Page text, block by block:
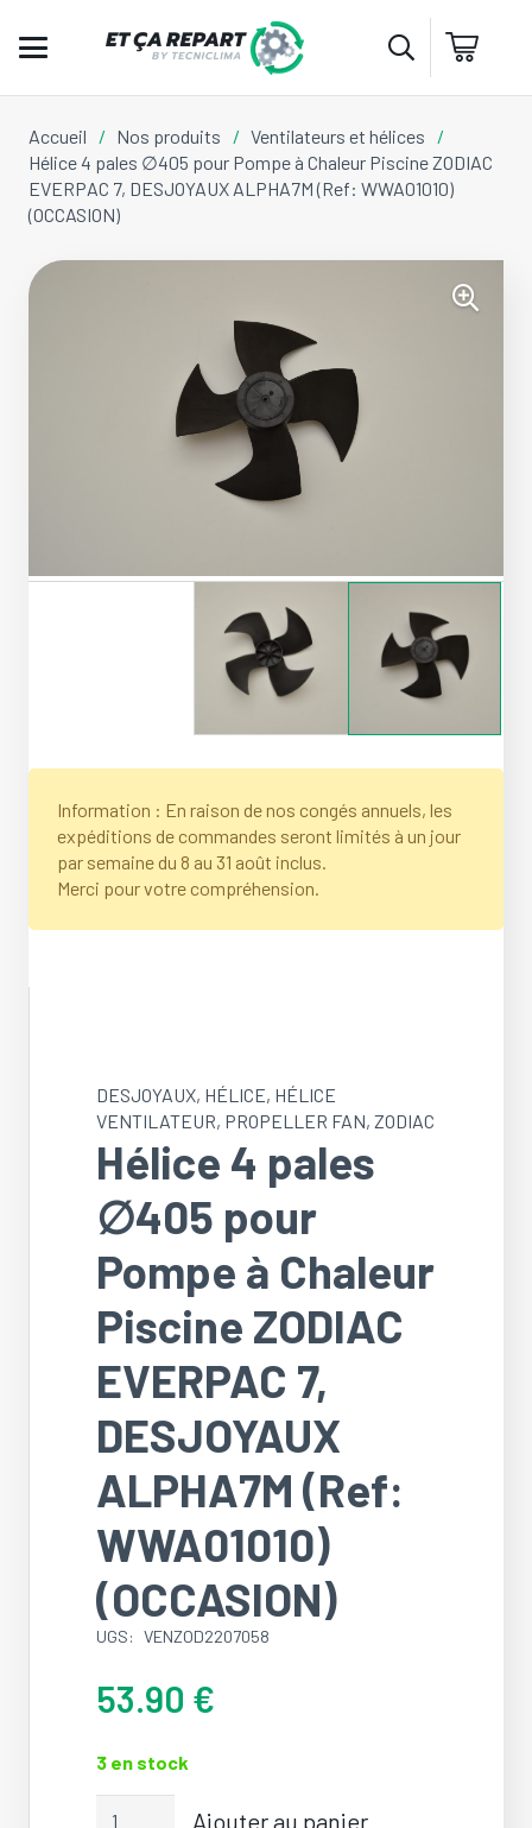
Accueil / Nos produits / Ventilateurs et hélices
/
Hélice 4 pales ∅405 pour Pompe à Chaleur Piscine ZODIAC
EVERPAC 7, DESJOYAUX ALPHA7M (Ref: WWA01010)
(OCCASION)
Information : En raison de nos congés annuels, les
expéditions de commandes seront limités à un jour
par semaine du 8 au 31 août inclus.
Merci pour votre compréhension.
DESJOYAUX, HÉLICE, HÉLICE
VENTILATEUR, PROPELLER FAN, ZODIAC
Hélice 4 pales
∅405 pour
Pompe à Chaleur
Piscine ZODIAC
EVERPAC 7,
DESJOYAUX
ALPHA7M (Ref:
WWA01010)
(OCCASION)
UGS: VENZOD2207058
53.90 €
3 en stock
Ajouter au panier